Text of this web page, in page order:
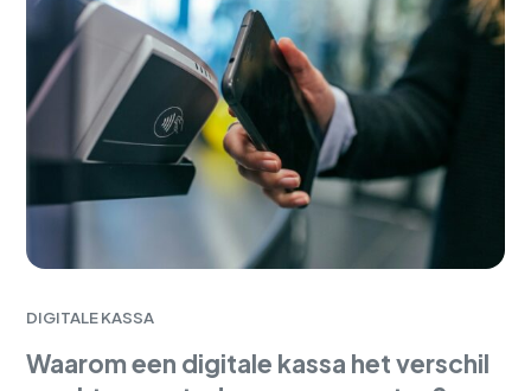
DIGITALE KASSA
Waarom een digitale kassa het verschil